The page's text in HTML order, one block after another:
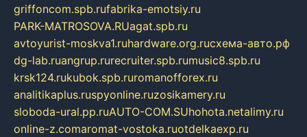
griffoncom.spb.rufabrika-emotsiy.ru
PARK-MATROSOVA.RUagat.spb.ru
avtoyurist-moskva1.ruhardware.org.ruсхема-авто.рф
dg-lab.ruangrup.rurecruiter.spb.rumusic8.spb.ru
krsk124.rukubok.spb.ruromanofforex.ru
analitikaplus.ruspyonline.ruzosikamery.ru
sloboda-ural.pp.ruAUTO-COM.SUhohota.netalimy.ru
online-z.comaromat-vostoka.ruotdelkaexp.ru